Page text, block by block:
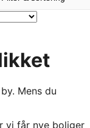
Mens du
vi får nye boliger